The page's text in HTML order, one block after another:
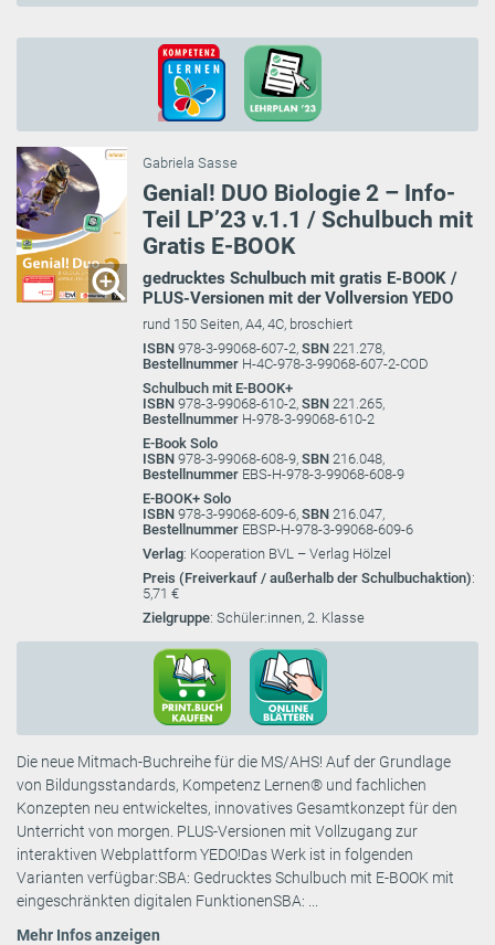
Gabriela Sasse
Genial! DUO Biologie 2 – Info-
Teil LP’23 v.1.1 / Schulbuch mit
Gratis E-BOOK
gedrucktes Schulbuch mit gratis E-BOOK /
PLUS-Versionen mit der Vollversion YEDO
rund 150 Seiten, A4, 4C, broschiert
ISBN 978-3-99068-607-2, SBN 221.278,
Bestellnummer H-4C-978-3-99068-607-2-COD
Schulbuch mit E-BOOK+
ISBN 978-3-99068-610-2, SBN 221.265,
Bestellnummer H-978-3-99068-610-2
E-Book Solo
ISBN 978-3-99068-608-9, SBN 216.048,
Bestellnummer EBS-H-978-3-99068-608-9
E-BOOK+ Solo
ISBN 978-3-99068-609-6, SBN 216.047,
Bestellnummer EBSP-H-978-3-99068-609-6
Verlag: Kooperation BVL – Verlag Hölzel
Preis (Freiverkauf / außerhalb der Schulbuchaktion):
5,71 €
Zielgruppe: Schüler:innen, 2. Klasse
Die neue Mitmach-Buchreihe für die MS/AHS! Auf der Grundlage
von Bildungsstandards, Kompetenz Lernen® und fachlichen
Konzepten neu entwickeltes, innovatives Gesamtkonzept für den
Unterricht von morgen. PLUS-Versionen mit Vollzugang zur
interaktiven Webplattform YEDO!Das Werk ist in folgenden
Varianten verfügbar:SBA: Gedrucktes Schulbuch mit E-BOOK mit
eingeschränkten digitalen FunktionenSBA: ...
Mehr Infos anzeigen